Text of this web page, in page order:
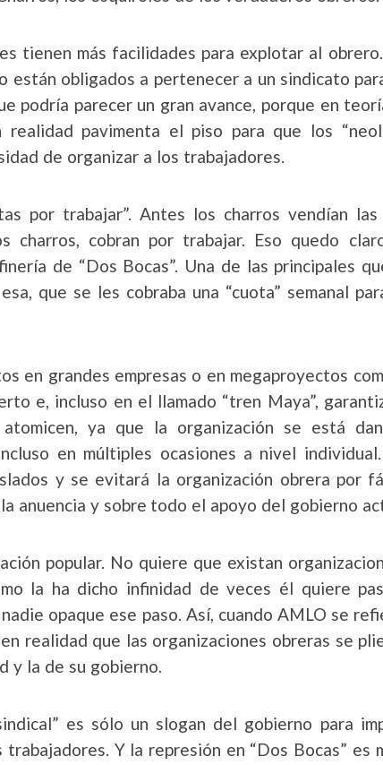
tienen más facilidades para explotar al
están obligados a pertenecer a un sindicato
podría parecer un gran avance, porque en
pavimenta el piso para que los
de organizar a los trabajadores.
por trabajar”. Antes los charros vendían las
charros, cobran por trabajar. Eso quedo
de “Dos Bocas”. Una de las principales
que se les cobraba una “cuota” semanal
en grandes empresas o en megaproyectos
e, incluso en el llamado “tren Maya”,
ya que la organización se está
en múltiples ocasiones a nivel
y se evitará la organización obrera por
anuencia y sobre todo el apoyo del gobierno
popular. No quiere que existan
la ha dicho infinidad de veces él quiere
opaque ese paso. Así, cuando AMLO se
realidad que las organizaciones obreras se
y la de su gobierno.
es sólo un slogan del gobierno para
Y la represión en “Dos Bocas” es